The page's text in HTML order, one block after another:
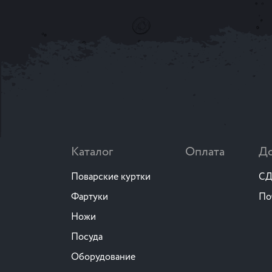
Каталог
Поварские куртки
Фартуки
Ножи
Посуда
Оборудование
Оплата